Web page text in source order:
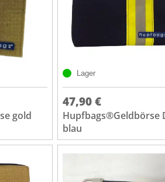
gold
Lager
47,90 €
Hupfbags®Geldbörse
blau